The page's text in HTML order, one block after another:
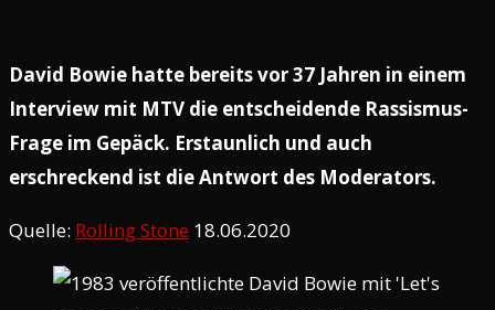
David Bowie hatte bereits vor 37 Jahren in einem
Interview mit MTV die entscheidende Rassismus-
Frage im Gepäck. Erstaunlich und auch
erschreckend ist die Antwort des Moderators.
Quelle: Rolling Stone 18.06.2020